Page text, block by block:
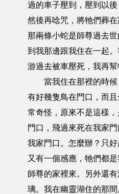
過的車子壓到，壓到以後
然後再唸咒，將牠們葬在
那兩條小蛇是師尊過去
到我那邊跟我住在一起
游過去被車壓死，我再幫
當我住在那裡的時候
有好幾隻鳥在門口，而
常奇怪，原來不是這樣
門口，飛過來死在我家
我家門口。怎麼辦？只好
又有一個感應，牠們都
師尊的家裡來。另外還
璃。我在幽靈湖住的那間